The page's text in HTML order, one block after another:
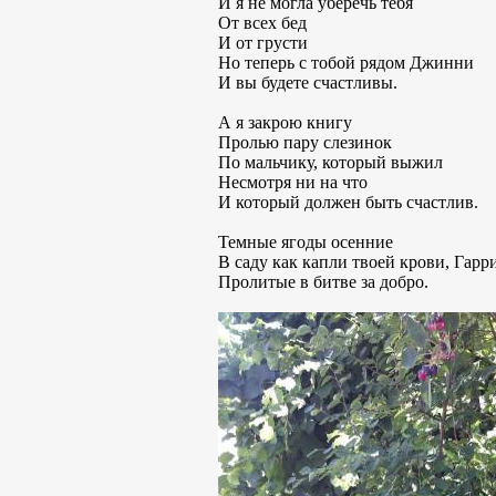
От всех бед
И от грусти
Но теперь с тобой рядом Джинни
И вы будете счастливы.
А я закрою книгу
Пролью пару слезинок
По мальчику, который выжил
Несмотря ни на что
И который должен быть счастлив.
Темные ягоды осенние
В саду как капли твоей крови,
Пролитые в битве за добро.